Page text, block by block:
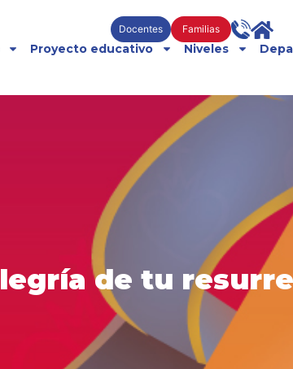
Docentes Familias
Proyecto educativo Niveles
de tu